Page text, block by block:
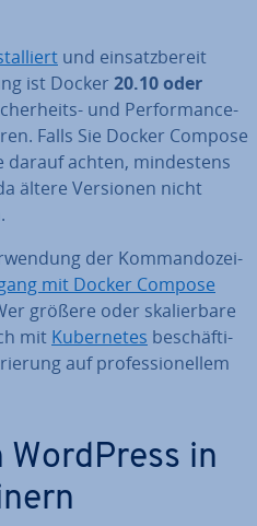
und ein­satz­be­reit
ist Docker 20.10 oder
und Per­for­mance-
Falls Sie Docker Compose
darauf achten, min­des­tens
ältere Versionen nicht
der Kom­man­do­zei­
mit Docker Compose
größere oder ska­lier­ba­re
mit Ku­ber­netes be­schäf­ti­
auf pro­fes­sio­nel­lem
in